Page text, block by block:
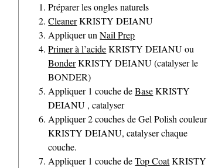
Préparer les ongles naturels
CleanerKRISTY DEIANU
Appliquer unNail Prep
Primer à l’acideKRISTY DEIANU ou
BonderKRISTY DEIANU (catalyser le
BONDER)
Appliquer 1 couche deBaseKRISTY
DEIANU , catalyser
Appliquer 2 couches de Gel Polish couleur
KRISTY DEIANU, catalyser chaque
couche.
Appliquer 1 couche deTop CoatKRISTY